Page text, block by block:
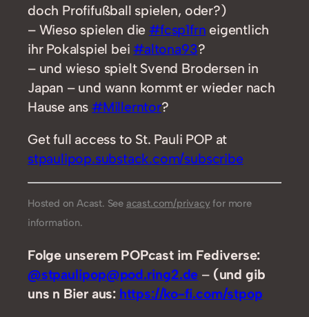
doch Profifußball spielen, oder?)
– Wieso spielen die#fcsp1frn eigentlich
ihr Pokalspiel bei#altona93?
– und wieso spielt Svend Brodersen in
Japan – und wann kommt er wieder nach
Hause ans#Millerntor?
Get full access to St. Pauli POP at
stpaulipop.substack.com/subscribe
Hosted on Acast. See acast.com/privacy for more
information.
Folge unserem POPcast im Fediverse:
@stpaulipop@pod.ring2.de – (und gib
uns n Bier aus: https://ko-fi.com/stpop